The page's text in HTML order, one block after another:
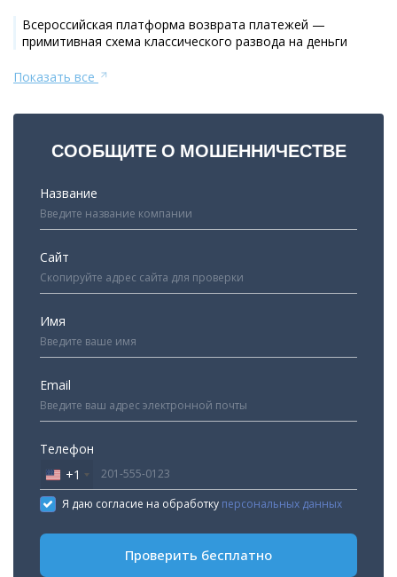
Всероссийская платформа возврата платежей —
примитивная схема классического развода на деньги
Показать все
СООБЩИТЕ О МОШЕННИЧЕСТВЕ
Название
Сайт
Имя
Email
Телефон
United
States
+1
+1
Я даю согласие на обработку персональных данных
Проверить бесплатно